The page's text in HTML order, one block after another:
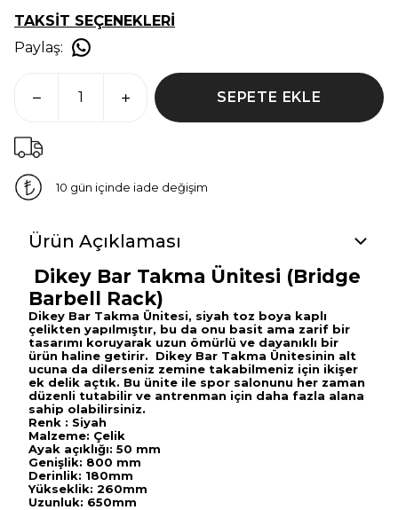
TAKSİT SEÇENEKLERİ
Paylaş:
SEPETE EKLE
10 gün içinde iade değişim
Ürün Açıklaması
Dikey Bar Takma Ünitesi (Bridge
Barbell Rack)
Dikey Bar Takma Ünitesi, siyah toz boya kaplı
çelikten yapılmıştır, bu da onu basit ama zarif bir
tasarımı koruyarak uzun ömürlü ve dayanıklı bir
ürün haline getirir. Dikey Bar Takma Ünitesinin alt
ucuna da dilerseniz zemine takabilmeniz için ikişer
ek delik açtık. Bu ünite ile spor salonunu her zaman
düzenli tutabilir ve antrenman için daha fazla alana
sahip olabilirsiniz.
Renk : Siyah
Malzeme: Çelik
Ayak açıklığı: 50 mm
Genişlik: 800 mm
Derinlik: 180mm
Yükseklik: 260mm
Uzunluk: 650mm